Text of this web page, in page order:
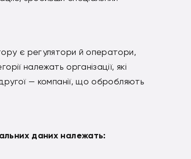
є регулятори й оператори,
належать організації, які
— компанії, що обробляють
даних належать: